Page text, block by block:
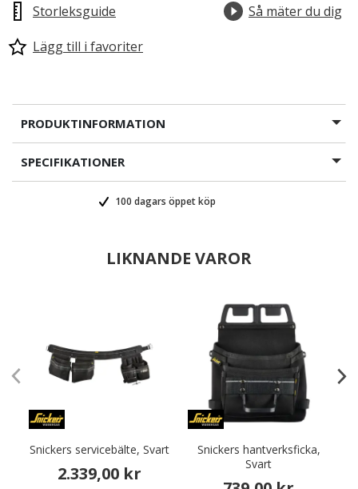
Storleksguide
Så mäter du dig
Lägg till i favoriter
PRODUKTINFORMATION
SPECIFIKATIONER
100 dagars öppet köp
LIKNANDE VAROR
Snickers servicebälte, Svart
2.339,00 kr
Snickers hantverksficka,
Svart